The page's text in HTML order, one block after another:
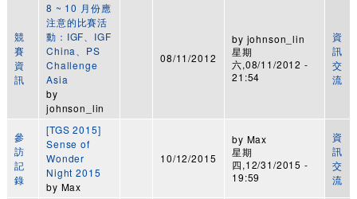
競
賽
資
訊
8 ~ 10 月份應
注意的比賽活
動：IGF、IGF
China、PS
Challenge
Asia
by
johnson_lin
08/11/2012
by johnson_lin
星期
六,08/11/2012 -
21:54
資
訊
交
流
參
訪
記
錄
[TGS 2015]
Sense of
Wonder
Night 2015
by Max
10/12/2015
by Max
星期
四,12/31/2015 -
19:59
資
訊
交
流